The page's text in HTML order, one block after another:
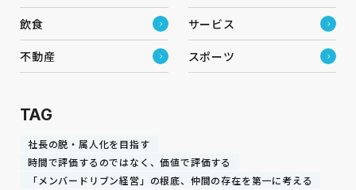
飲食 サービス
不動産 スポーツ
TAG
社長の脱・属人化を目指す
時間で評価するのではなく、価値で評価する
「メンバードリブン経営」の根底、仲間の存在を第一に考える